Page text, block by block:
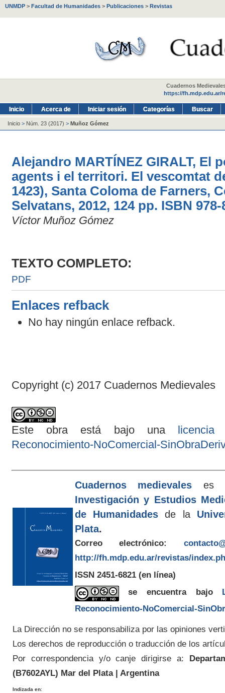
UNMDP > Facultad de Humanidades > Publicaciones > Revistas
Cuadernos
https://fh.mdp.edu.ar/
Inicio Acerca de Iniciar sesión Categorías Buscar
Inicio > Núm. 23 (2017) > Muñoz Gómez
Alejandro MARTÍNEZ GIRALT, El
agents i el territori. El vescomtat
1423), Santa Coloma de Farners,
Selvatans, 2012, 124 pp. ISBN 978-
Víctor Muñoz Gómez
TEXTO COMPLETO:
PDF
Enlaces refback
No hay ningún enlace refback.
Copyright (c) 2017 Cuadernos Medievales
Este obra está bajo una
Reconocimiento-NoComercial-
Cuadernos medievales es
Investigación y Estudios
de Humanidades de la
Plata.
Correo electrónico:
http://fh.mdp.edu.ar/revistas/
ISSN 2451-6821 (en línea)
se encuentra bajo
Reconocimiento-NoComercial-
La Dirección no se responsabiliza por las opiniones
Los derechos de reproducción o traducción de los
Por correspondencia y/o canje dirigirse a:
(B7602AYL) Mar del Plata | Argentina
Indizada en: